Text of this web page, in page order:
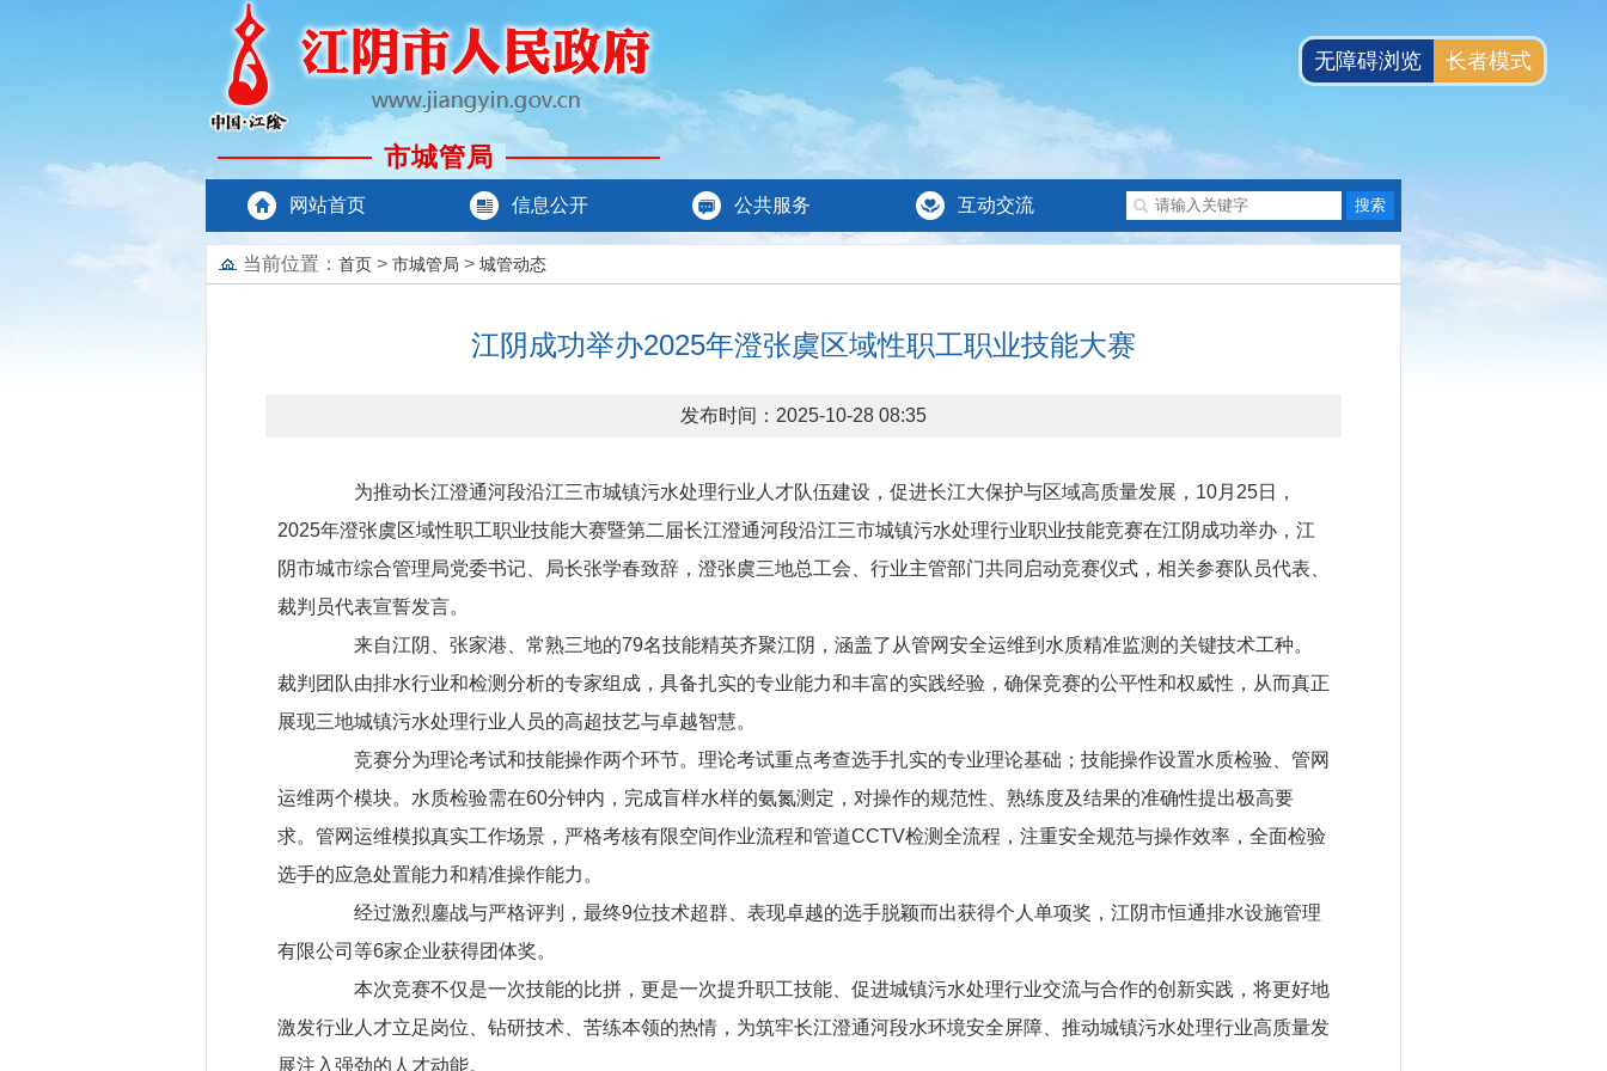
市城管局
网站首页 信息公开 公共服务 互动交流
当前位置： 首页 > 市城管局 > 城管动态
江阴成功举办2025年澄张虞区域性职工职业技能大赛
发布时间：2025-10-28 08:35
为推动长江澄通河段沿江三市城镇污水处理行业人才队伍建设，促进长江大保护与区域高质量发展，10月25日，
2025年澄张虞区域性职工职业技能大赛暨第二届长江澄通河段沿江三市城镇污水处理行业职业技能竞赛在江阴成功举办，江
阴市城市综合管理局党委书记、局长张学春致辞，澄张虞三地总工会、行业主管部门共同启动竞赛仪式，相关参赛队员代表、
裁判员代表宣誓发言。
来自江阴、张家港、常熟三地的79名技能精英齐聚江阴，涵盖了从管网安全运维到水质精准监测的关键技术工种。
裁判团队由排水行业和检测分析的专家组成，具备扎实的专业能力和丰富的实践经验，确保竞赛的公平性和权威性，从而真正
展现三地城镇污水处理行业人员的高超技艺与卓越智慧。
竞赛分为理论考试和技能操作两个环节。理论考试重点考查选手扎实的专业理论基础；技能操作设置水质检验、管网
运维两个模块。水质检验需在60分钟内，完成盲样水样的氨氮测定，对操作的规范性、熟练度及结果的准确性提出极高要
求。管网运维模拟真实工作场景，严格考核有限空间作业流程和管道CCTV检测全流程，注重安全规范与操作效率，全面检验
选手的应急处置能力和精准操作能力。
经过激烈鏖战与严格评判，最终9位技术超群、表现卓越的选手脱颖而出获得个人单项奖，江阴市恒通排水设施管理
有限公司等6家企业获得团体奖。
本次竞赛不仅是一次技能的比拼，更是一次提升职工技能、促进城镇污水处理行业交流与合作的创新实践，将更好地
激发行业人才立足岗位、钻研技术、苦练本领的热情，为筑牢长江澄通河段水环境安全屏障、推动城镇污水处理行业高质量发
展注入强劲的人才动能。
无障碍浏览 长者模式